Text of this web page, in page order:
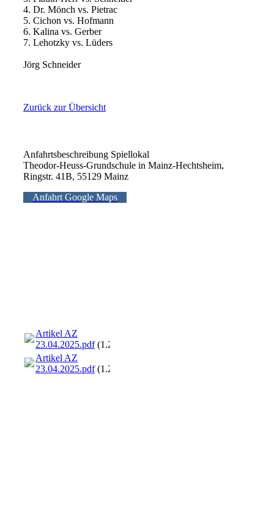
4. Dr. Mönch vs. Pietrac
5. Cichon vs. Hofmann
6. Kalina vs. Gerber
7. Lehotzky vs. Lüders
Jörg Schneider
Zurück zur Übersicht
Anfahrtsbeschreibung Spiellokal
Theodor-Heuss-Grundschule in Mainz-Hechtsheim,
Ringstr. 41B, 55129 Mainz
Anfahrt Google Maps
Artikel AZ
23.04.2025.pdf(1.28MB)
Artikel AZ
23.04.2025.pdf(1.28MB)